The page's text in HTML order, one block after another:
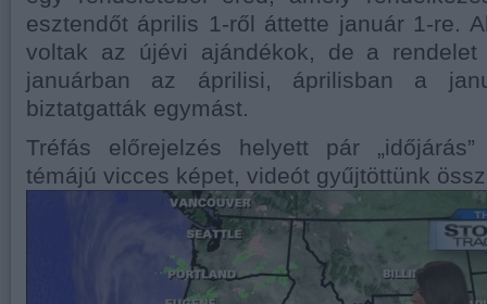
esztendőt április 1-ről áttette január 1-re.
voltak az újévi ajándékok, de a
januárban az áprilisi, áprilisban a
biztatgatták egymást.
Tréfás előrejelzés helyett pár „időjárás”
témájú vicces képet, videót gyűjtöttünk